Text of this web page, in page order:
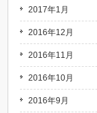
2017年1月
2016年12月
2016年11月
2016年10月
2016年9月